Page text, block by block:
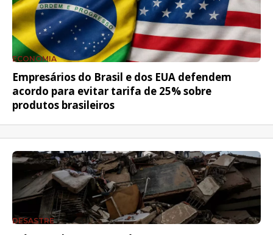
ECONOMIA
Empresários do Brasil e dos EUA defendem
acordo para evitar tarifa de 25% sobre
produtos brasileiros
DESASTRE